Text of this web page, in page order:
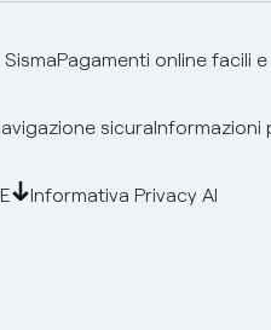
Pagamenti online facili
sicura
Informativa Privacy AI